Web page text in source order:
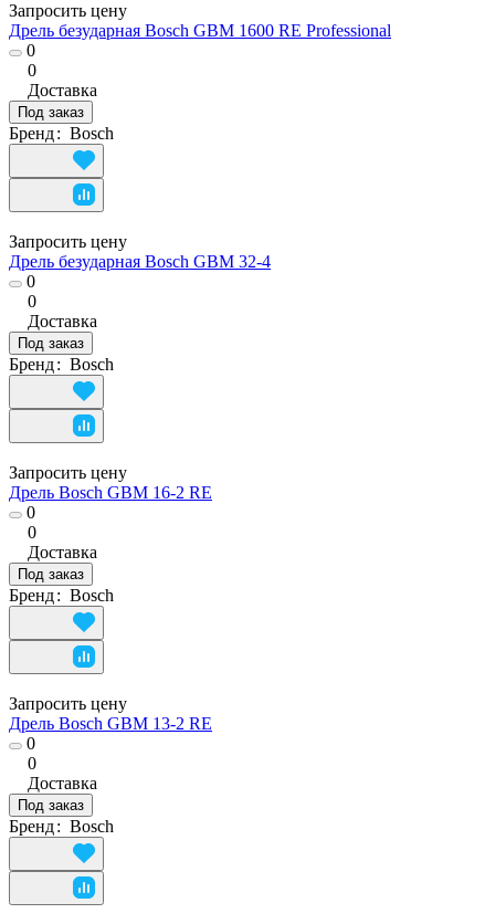
Запросить цену
Дрель безударная Bosch GBM 1600 RE Professional
0
0
Доставка
Под заказ
Бренд: Bosch
Запросить цену
Дрель безударная Bosch GBM 32-4
0
0
Доставка
Под заказ
Бренд: Bosch
Запросить цену
Дрель Bosch GBM 16-2 RE
0
0
Доставка
Под заказ
Бренд: Bosch
Запросить цену
Дрель Bosch GBM 13-2 RE
0
0
Доставка
Под заказ
Бренд: Bosch